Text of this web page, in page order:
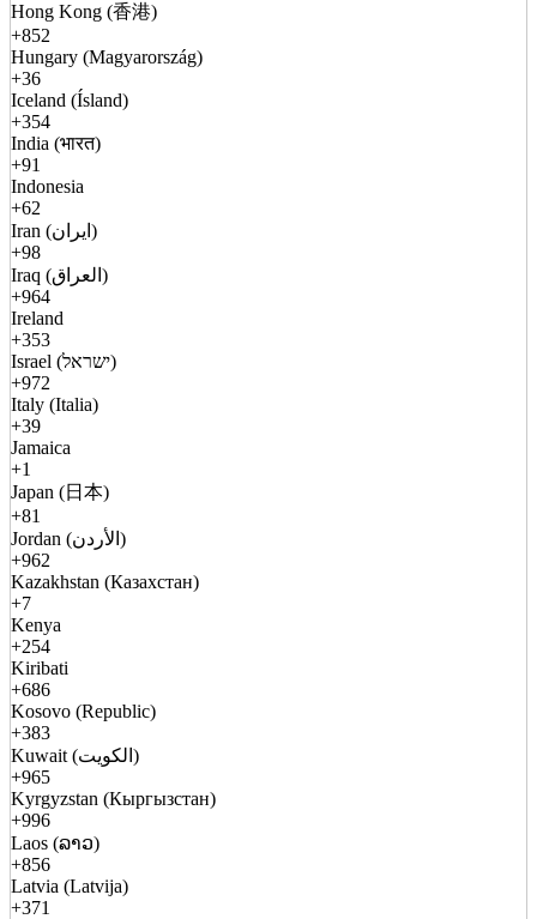
Hong Kong (香港)
+852
Hungary (Magyarország)
+36
Iceland (Ísland)
+354
India (भारत)
+91
Indonesia
+62
Iran (ایران)
+98
Iraq (العراق)
+964
Ireland
+353
Israel (ישראל)
+972
Italy (Italia)
+39
Jamaica
+1
Japan (日本)
+81
Jordan (الأردن)
+962
Kazakhstan (Казахстан)
+7
Kenya
+254
Kiribati
+686
Kosovo (Republic)
+383
Kuwait (الكويت)
+965
Kyrgyzstan (Кыргызстан)
+996
Laos (ລາວ)
+856
Latvia (Latvija)
+371